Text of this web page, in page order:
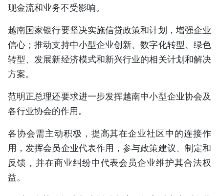
现金流和业务不受影响。
越南国家银行要坚决实施信贷政策和计划，增强企业
信心；推动支持中小型企业创新、数字化转型、绿色
转型、发展新经济模式和新兴行业的相关计划和解决
方案。
范明正总理还要求进一步发挥越南中小型企业协会及
各行业协会的作用。
各协会需主动积极，提高其在企业社区中的连接作
用，发挥会员企业代表作用，参与政策建议、制定和
反馈，并在商业纠纷中代表会员企业维护其合法权
益。